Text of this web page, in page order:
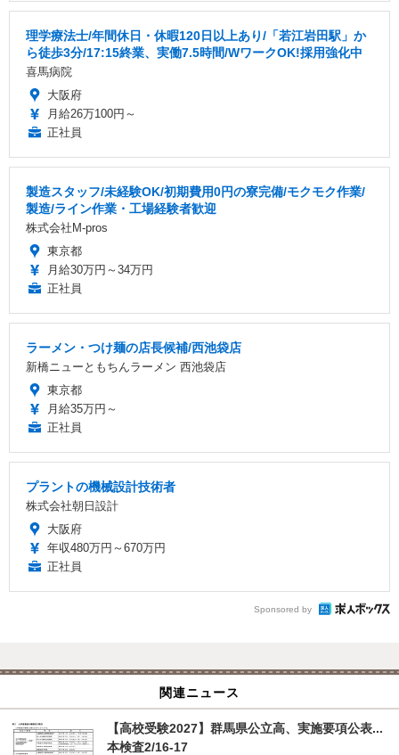
理学療法士/年間休日・休暇120日以上あり/「若江岩田駅」か
ら徒歩3分/17:15終業、実働7.5時間/WワークOK!採用強化中
喜馬病院
大阪府
月給26万100円～
正社員
製造スタッフ/未経験OK/初期費用0円の寮完備/モクモク作業/
製造/ライン作業・工場経験者歓迎
株式会社M-pros
東京都
月給30万円～34万円
正社員
ラーメン・つけ麺の店長候補/西池袋店
新橋ニューともちんラーメン 西池袋店
東京都
月給35万円～
正社員
プラントの機械設計技術者
株式会社朝日設計
大阪府
年収480万円～670万円
正社員
Sponsored by
関連ニュース
【高校受験2027】群馬県公立高、実施要項公表...
本検査2/16-17